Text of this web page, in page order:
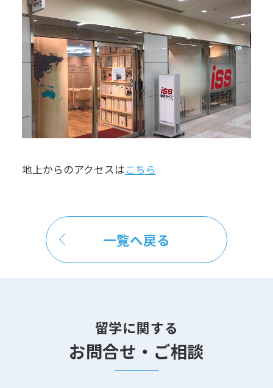
地上からのアクセスはこちら
一覧へ戻る
留学に関する
お問合せ・ご相談